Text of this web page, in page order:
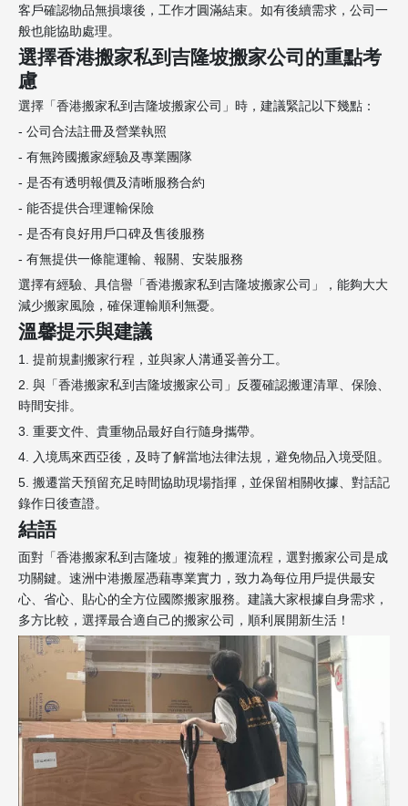
客戶確認物品無損壞後，工作才圓滿結束。如有後續需求，公司一
般也能協助處理。
選擇香港搬家私到吉隆坡搬家公司的重點考
慮
選擇「香港搬家私到吉隆坡搬家公司」時，建議緊記以下幾點：
- 公司合法註冊及營業執照
- 有無跨國搬家經驗及專業團隊
- 是否有透明報價及清晰服務合約
- 能否提供合理運輸保險
- 是否有良好用戶口碑及售後服務
- 有無提供一條龍運輸、報關、安裝服務
選擇有經驗、具信譽「香港搬家私到吉隆坡搬家公司」，能夠大大
減少搬家風險，確保運輸順利無憂。
溫馨提示與建議
1. 提前規劃搬家行程，並與家人溝通妥善分工。
2. 與「香港搬家私到吉隆坡搬家公司」反覆確認搬運清單、保險、
時間安排。
3. 重要文件、貴重物品最好自行隨身攜帶。
4. 入境馬來西亞後，及時了解當地法律法規，避免物品入境受阻。
5. 搬遷當天預留充足時間協助現場指揮，並保留相關收據、對話記
錄作日後查證。
結語
面對「香港搬家私到吉隆坡」複雜的搬運流程，選對搬家公司是成
功關鍵。速洲中港搬屋憑藉專業實力，致力為每位用戶提供最安
心、省心、貼心的全方位國際搬家服務。建議大家根據自身需求，
多方比較，選擇最合適自己的搬家公司，順利展開新生活！